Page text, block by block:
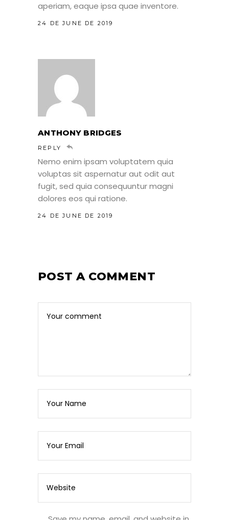
aperiam, eaque ipsa quae inventore.
24 DE JUNE DE 2019
ANTHONY BRIDGES
REPLY
Nemo enim ipsam voluptatem quia
voluptas sit aspernatur aut odit aut
fugit, sed quia consequuntur magni
dolores eos qui ratione.
24 DE JUNE DE 2019
POST A COMMENT